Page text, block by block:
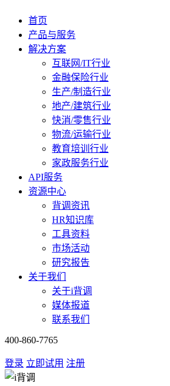
首页
产品与服务
解决方案
互联网/IT行业
金融保险行业
生产/制造行业
地产/建筑行业
快消/零售行业
物流/运输行业
教育培训行业
家政服务行业
API服务
资源中心
背调资讯
HR知识库
工具资料
市场活动
研究报告
关于我们
关于i背调
媒体报道
联系我们
400-860-7765
登录 立即试用 注册